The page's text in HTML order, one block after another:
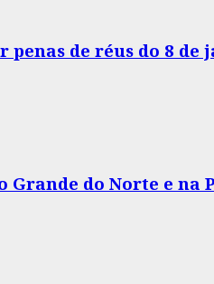
de réus do 8 de
Grande do Norte e na